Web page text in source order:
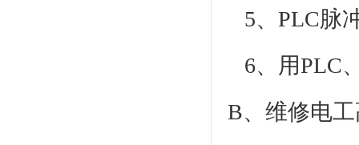
5、PLC脉
6、用PLC
B、维修电